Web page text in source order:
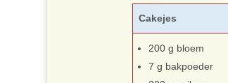
Cakejes
200 g bloem
7 g bakpoeder